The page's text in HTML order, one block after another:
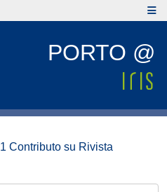
PORTO @
1 Contributo su Rivista